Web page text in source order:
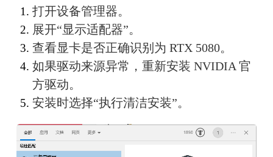
打开设备管理器。
展开“显示适配器”。
查看显卡是否正确识别为 RTX 5080。
如果驱动来源异常，重新安装 NVIDIA 官
方驱动。
安装时选择“执行清洁安装”。